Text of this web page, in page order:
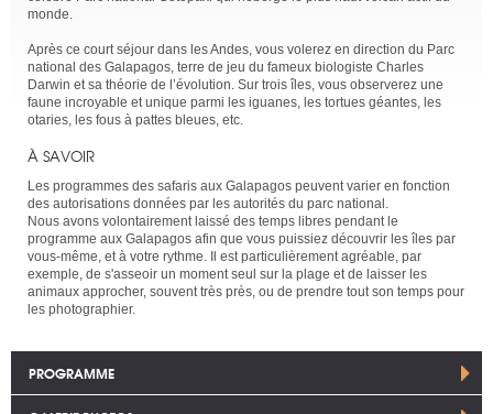
monde.
Après ce court séjour dans les Andes, vous volerez en direction du Parc
national des Galapagos, terre de jeu du fameux biologiste Charles
Darwin et sa théorie de l’évolution. Sur trois îles, vous observerez une
faune incroyable et unique parmi les iguanes, les tortues géantes, les
otaries, les fous à pattes bleues, etc.
À SAVOIR
Les programmes des safaris aux Galapagos peuvent varier en fonction
des autorisations données par les autorités du parc national.
Nous avons volontairement laissé des temps libres pendant le
programme aux Galapagos afin que vous puissiez découvrir les îles par
vous-même, et à votre rythme. Il est particulièrement agréable, par
exemple, de s'asseoir un moment seul sur la plage et de laisser les
animaux approcher, souvent très près, ou de prendre tout son temps pour
les photographier.
PROGRAMME